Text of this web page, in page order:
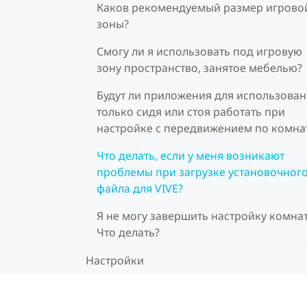
Каков рекомендуемый размер
зоны?
Смогу ли я использовать под игровую
зону пространство, занятое мебелью?
Будут ли приложения для
только сидя или стоя работать при
настройке с передвижением по
Что делать, если у меня возникают
проблемы при загрузке установочного
файла для VIVE?
Я не могу завершить настройку
Что делать?
Настройки